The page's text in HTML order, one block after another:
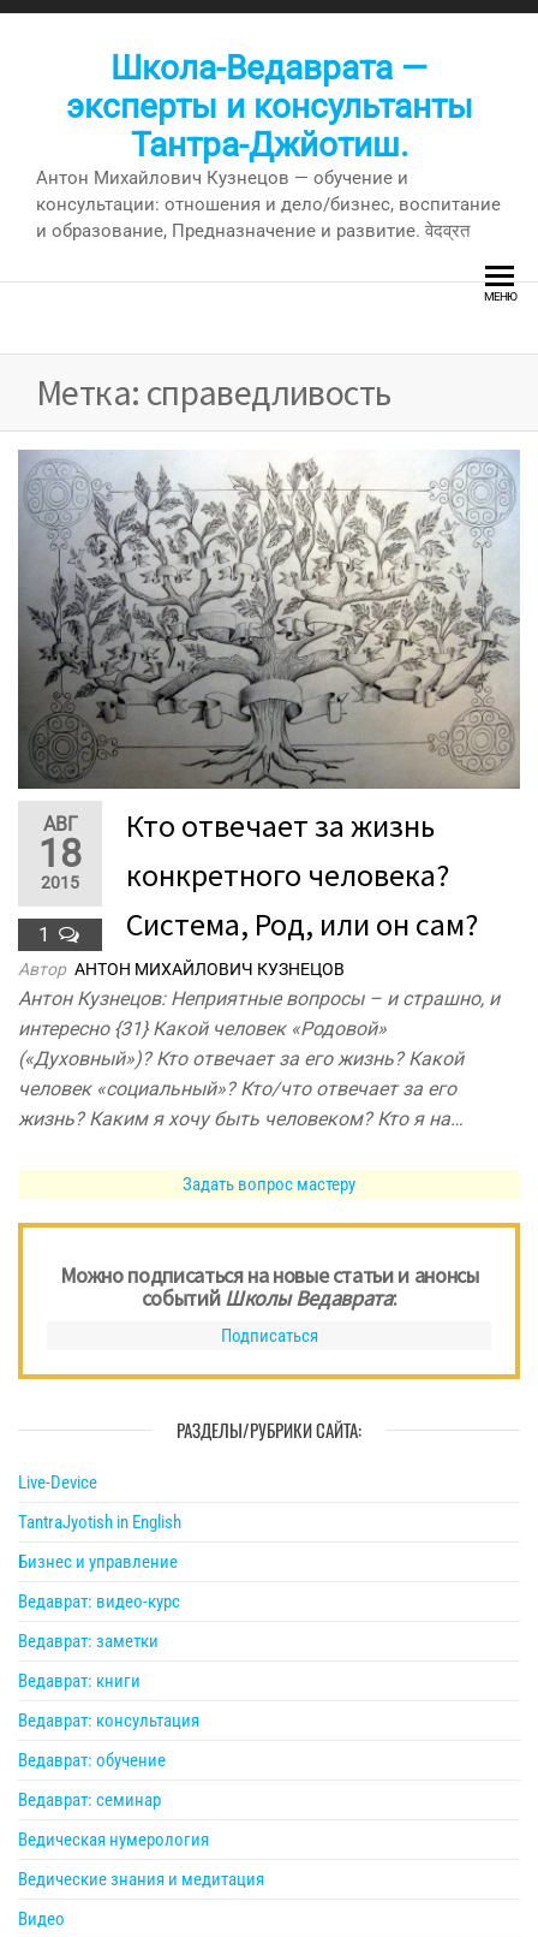
Перейти
Школа-Ведаврата —
эксперты и консультанты
Тантра-Джйотиш.
Антон Михайлович Кузнецов — обучение и
консультации: отношения и дело/бизнес, воспитание
и образование, Предназначение и развитие. वेदव्रत
МЕНЮ
Метка: справедливость
АВГ
18
2015
1
Кто отвечает за жизнь
конкретного человека?
Система, Род, или он сам?
Автор АНТОН МИХАЙЛОВИЧ КУЗНЕЦОВ
Антон Кузнецов: Неприятные вопросы – и страшно, и
интересно {31} Какой человек «Родовой»
(«Духовный»)? Кто отвечает за его жизнь? Какой
человек «социальный»? Кто/что отвечает за его
жизнь? Каким я хочу быть человеком? Кто я на…
Задать вопрос мастеру
Можно подписаться на новые статьи и анонсы
событийШколы Ведаврата:
Подписаться
РАЗДЕЛЫ/РУБРИКИ САЙТА:
Live-Device
TantraJyotish in English
Бизнес и управление
Ведаврат: видео-курс
Ведаврат: заметки
Ведаврат: книги
Ведаврат: консультация
Ведаврат: обучение
Ведаврат: семинар
Ведическая нумерология
Ведические знания и медитация
Видео